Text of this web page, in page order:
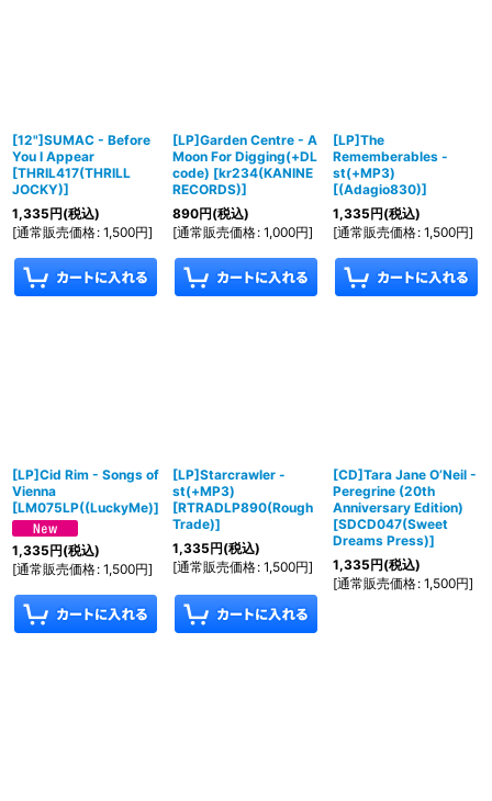
[12"]SUMAC - Before
You I Appear
[THRIL417(THRILL
JOCKY)]
1,335円(税込)
[通常販売価格: 1,500円]
[LP]Garden Centre - A
Moon For Digging(+DL
code) [kr234(KANINE
RECORDS)]
890円(税込)
[通常販売価格: 1,000円]
[LP]The
Rememberables -
st(+MP3)
[(Adagio830)]
1,335円(税込)
[通常販売価格: 1,500円]
[LP]Cid Rim - Songs of
Vienna
[LM075LP((LuckyMe)]
1,335円(税込)
[通常販売価格: 1,500円]
[LP]Starcrawler -
st(+MP3)
[RTRADLP890(Rough
Trade)]
1,335円(税込)
[通常販売価格: 1,500円]
[CD]Tara Jane O’Neil -
Peregrine (20th
Anniversary Edition)
[SDCD047(Sweet
Dreams Press)]
1,335円(税込)
[通常販売価格: 1,500円]